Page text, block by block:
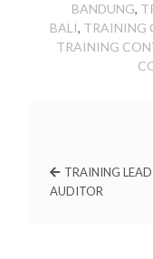
BANDUNG,
BALI, TRAINING
TRAINING
TRAINING LEAD
AUDITOR